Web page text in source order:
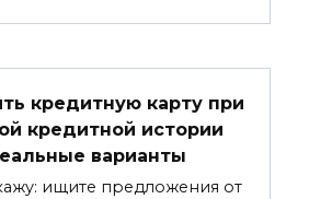
кредитную карту при
кредитной истории
варианты
ищите предложения от